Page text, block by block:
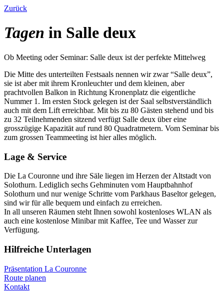
Zurück
Tagen in Salle deux
Ob Meeting oder Seminar: Salle deux ist der perfekte Mittelweg
Die Mitte des unterteilten Festsaals nennen wir zwar “Salle deux”,
sie ist aber mit ihrem Kronleuchter und dem kleinen, aber
prachtvollen Balkon in Richtung Kronenplatz die eigentliche
Nummer 1. Im ersten Stock gelegen ist der Saal selbstverständlich
auch mit dem Lift erreichbar. Mit bis zu 80 Gästen stehend und bis
zu 32 Teilnehmenden sitzend verfügt Salle deux über eine
grosszügige Kapazität auf rund 80 Quadratmetern. Vom Seminar bis
zum grossen Teammeeting ist hier alles möglich.
Lage & Service
Die La Couronne und ihre Säle liegen im Herzen der Altstadt von
Solothurn. Lediglich sechs Gehminuten vom Hauptbahnhof
Solothurn und nur wenige Schritte vom Parkhaus Baseltor gelegen,
sind wir für alle bequem und einfach zu erreichen.
In all unseren Räumen steht Ihnen sowohl kostenloses WLAN als
auch eine kostenlose Minibar mit Kaffee, Tee und Wasser zur
Verfügung.
Hilfreiche Unterlagen
Präsentation La Couronne
Route planen
Kontakt